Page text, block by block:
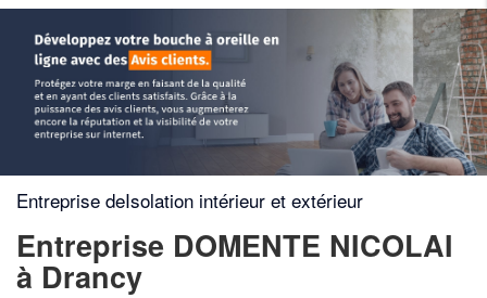
Entreprise deIsolation intérieur et extérieur
Entreprise DOMENTE NICOLAI
à Drancy